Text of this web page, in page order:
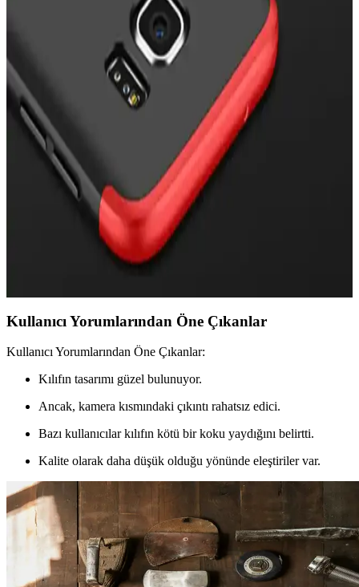
Zebana Samsung Galaxy A23 uyumlu kılıf, estetik ve fonksiyonellik
sunar. Dayanıklı malzeme, pratik kartlık bölmesi ve şık tasarımıyla
uzun ömürlü koruma sağlar, telefonunuza değer katar.
Samsung Galaxy A35 5G için Şık ve Koruyucu
Silikon Kılıf Detaylı İnceleme
Samsung Galaxy A35 5G uyumlu silikon kılıf, estetik, dayanıklı ve
pratik özellikleriyle telefonunuzu çizilmelere ve darbelere karşı
korur, kartlık alanı ve kolay erişim sağlar.
Samsung S7 Edge İçin Uygun Kılıf Seçimi ve
Koruma İpuçları
Samsung S7 Edge için tasarlanmış kılıflar, şıklık ve koruma sağlar.
Dayanıklı malzeme ve uygun tasarım sayesinde telefonunuzu
Kullanıcı Yorumlarından Öne Çıkanlar
Kullanıcı Yorumlarından Öne Çıkanlar:
Kılıfın tasarımı güzel bulunuyor.
Ancak, kamera kısmındaki çıkıntı rahatsız edici.
Bazı kullanıcılar kılıfın kötü bir koku yaydığını belirtti.
Kalite olarak daha düşük olduğu yönünde eleştiriler var.